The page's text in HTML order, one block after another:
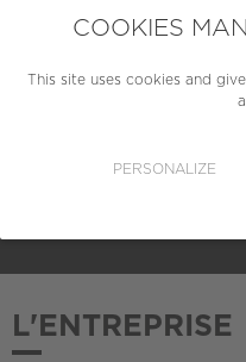
COOKIES
This site uses cookies and
PERSONALIZE
PME (10
L'ENTREPRISE